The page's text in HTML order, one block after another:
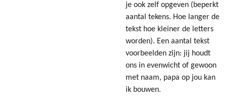
je ook zelf opgeven (beperkt
aantal tekens. Hoe langer de
tekst hoe kleiner de letters
worden). Een aantal tekst
voorbeelden zijn: jij houdt
ons in evenwicht of gewoon
met naam, papa op jou kan
ik bouwen.